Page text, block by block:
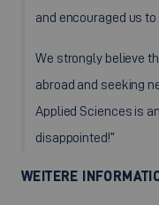
and encouraged us
We strongly believe
abroad and seeking
Applied Sciences is
disappointed!“
WEITERE